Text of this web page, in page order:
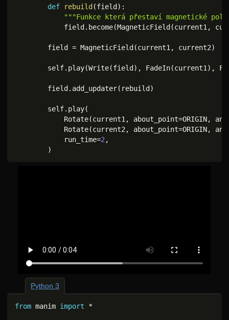
def rebuild (field ) :
"""Funkce která přestaví magnetické
            field
. become(MagneticField (current1 ,
        field
= MagneticField (current1 , current2)
        self
. play(Write(field ) , FadeIn(current1 ) ,
        field
. add_updater( rebuild )
        self
. play(
            Rotate
(current1 , about_point=ORIGIN,
            Rotate
(current2 , about_point=ORIGIN,
            run_time
=2,
)
from manim import *
Python 3